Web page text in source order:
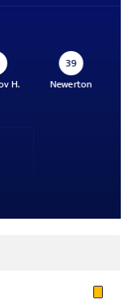
H.
39
Newerton